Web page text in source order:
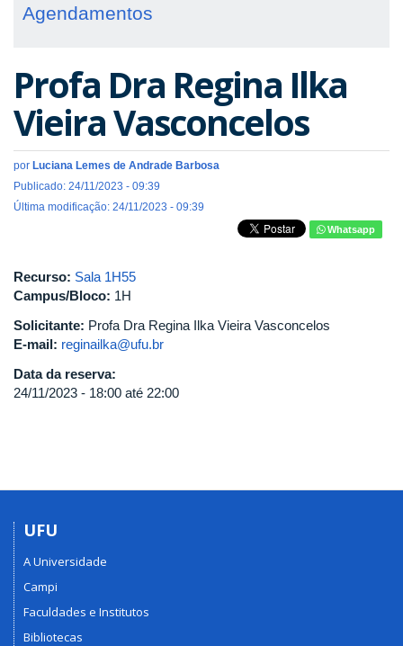
Agendamentos
Profa Dra Regina Ilka
Vieira Vasconcelos
por Luciana Lemes de Andrade Barbosa
Publicado: 24/11/2023 - 09:39
Última modificação: 24/11/2023 - 09:39
Whatsapp
Recurso: Sala 1H55
Campus/Bloco: 1H
Solicitante: Profa Dra Regina Ilka Vieira Vasconcelos
E-mail: reginailka@ufu.br
Data da reserva:
24/11/2023 - 18:00 até 22:00
UFU
A Universidade
Campi
Faculdades e Institutos
Bibliotecas